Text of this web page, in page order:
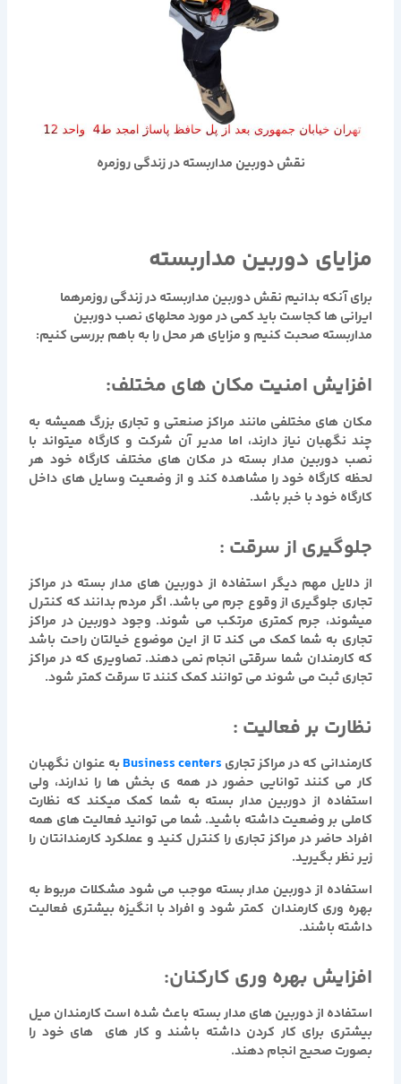
نقش دوربین مداربسته در زندگی روزمره
مزایای دوربین مداربسته
برای آنکه بدانیم نقش دوربین مداربسته در زندگی روزمرهما
ایرانی ها کجاست باید کمی در مورد محلهای نصب دوربین
مداربسته صحبت کنیم و مزایای هر محل را به باهم بررسی کنیم:
افزایش امنیت مکان های مختلف:
مکان های مختلفی مانند مراکز صنعتی و تجاری بزرگ همیشه به
چند نگهبان نیاز دارند، اما مدیر آن شرکت و کارگاه میتواند با
نصب دوربین مدار بسته در مکان های مختلف کارگاه خود هر
لحظه کارگاه خود را مشاهده کند و از وضعیت وسایل های داخل
کارگاه خود با خبر باشد.
جلوگیری از سرقت :
از دلایل مهم دیگر استفاده از دوربین های مدار بسته در مراکز
تجاری جلوگیری از وقوع جرم می باشد. اگر مردم بدانند که کنترل
میشوند، جرم کمتری مرتکب می شوند. وجود دوربین در مراکز
تجاری به شما کمک می کند تا از این موضوع خیالتان راحت باشد
که کارمندان شما سرقتی انجام نمی دهند. تصاویری که در مراکز
تجاری ثبت می شوند می توانند کمک کنند تا سرقت کمتر شود.
نظارت بر فعالیت :
کارمندانی که در مراکز تجاری Business centers به عنوان نگهبان
کار می کنند توانایی حضور در همه ی بخش ها را ندارند، ولی
استفاده از دوربین مدار بسته به شما کمک میکند که نظارت
کاملی بر وضعیت داشته باشید. شما می توانید فعالیت های همه
افراد حاضر در مراکز تجاری را کنترل کنید و عملکرد کارمندانتان را
زیر نظر بگیرید.
استفاده از دوربین مدار بسته موجب می شود مشکلات مربوط به
بهره وری کارمندان کمتر شود و افراد با انگیزه بیشتری فعالیت
داشته باشند.
افزایش بهره وری کارکنان:
استفاده از دوربین های مدار بسته باعث شده است کارمندان میل
بیشتری برای کار کردن داشته باشند و کار های های خود را
بصورت صحیح انجام دهند.